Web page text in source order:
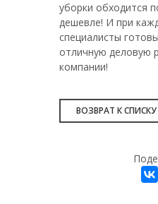
уборки обходится
дешевле! И при
специалисты
отличную деловую
компании!
ВОЗВРАТ К СПИСКУ